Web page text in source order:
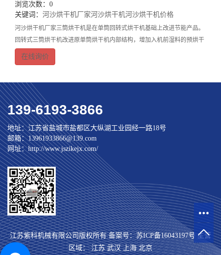
浏览次数：0
关键词： 河沙烘干机厂家河沙烘干机河沙烘干机价格
河沙烘干机厂家三筒烘干机是在单筒回转式烘干机基础上改进节能产品。
回转式三筒烘干机改进原单筒烘干机内部结构，增加入机前湿料的预烘干
和延长湿料在机内烘干时间，再加上密封、保温以及合理的配套措施，使
烘干机生产能力与原单筒式烘干机相比，提高48-8
在线询价
139-6193-3866
地址：江苏省盐城市盐都区大纵湖工业园经一路18号
邮箱：13961933866@139.com
网址：http://www.jszikejx.com/
江苏紫科机械有限公司版权所有 备案号：苏ICP备16043197号 主营
区域：江苏 武汉 上海 北京